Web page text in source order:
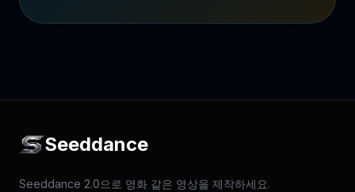
Seeddance
Seeddance 2.0으로 영화 같은 영상을 제작하세요.